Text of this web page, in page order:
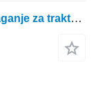
Fiat 88-94 Side Panel Lhs 5162766 oblaganje za traktora na kotačima